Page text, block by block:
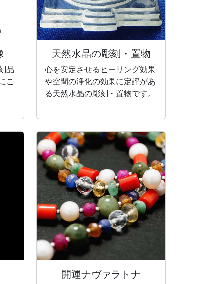
品
こ
天然水晶の彫刻・ 置物
心を安定させるヒーリング効果
や空間の浄化の効果に定評があ
る天然水晶の彫刻・置物です。
開運ナヴァラトナ